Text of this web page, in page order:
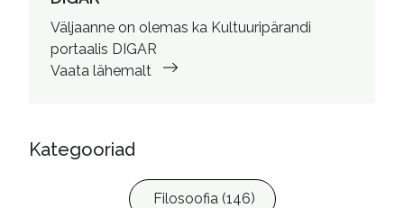
kujundaja
Väljaanne on olemas ka Kultuuripärandi
portaalis DIGAR
Vaata lähemalt
Kategooriad
Filosoofia (146)